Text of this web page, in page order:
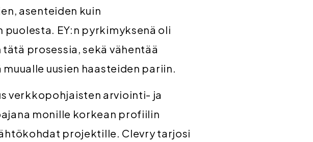
asenteiden kuin
EY:n pyrkimyksenä oli
prosessia, sekä vähentää
uusien haasteiden pariin.
verkkopohjaisten arviointi- ja
monille korkean profiilin
projektille. Clevry tarjosi